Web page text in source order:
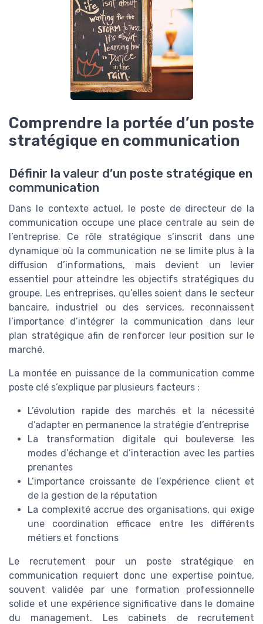
Comprendre la portée d’un poste
stratégique en communication
Définir la valeur d’un poste stratégique en
communication
Dans le contexte actuel, le poste de directeur de la
communication occupe une place centrale au sein de
l’entreprise. Ce rôle stratégique s’inscrit dans une
dynamique où la communication ne se limite plus à la
diffusion d’informations, mais devient un levier
essentiel pour atteindre les objectifs stratégiques du
groupe. Les entreprises, qu’elles soient dans le secteur
bancaire, industriel ou des services, reconnaissent
l’importance d’intégrer la communication dans leur
plan stratégique afin de renforcer leur position sur le
marché.
La montée en puissance de la communication comme
poste clé s’explique par plusieurs facteurs :
L’évolution rapide des marchés et la nécessité
d’adapter en permanence la stratégie d’entreprise
La transformation digitale qui bouleverse les
modes d’échange et d’interaction avec les parties
prenantes
L’importance croissante de l’expérience client et
de la gestion de la réputation
La complexité accrue des organisations, qui exige
une coordination efficace entre les différents
métiers et fonctions
Le recrutement pour un poste stratégique en
communication requiert donc une expertise pointue,
souvent validée par une formation professionnelle
solide et une expérience significative dans le domaine
du management. Les cabinets de recrutement